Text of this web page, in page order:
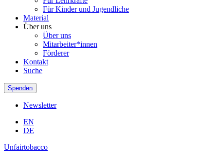
Für Kinder und Jugendliche
Material
Über uns
Über uns
Mitarbeiter*innen
Förderer
Kontakt
Suche
Spenden
Newsletter
EN
DE
Unfairtobacco